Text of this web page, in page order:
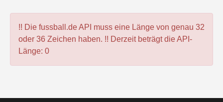
!! Die fussball.de API muss eine Länge von genau 32
oder 36 Zeichen haben. !! Derzeit beträgt die API-
Länge: 0